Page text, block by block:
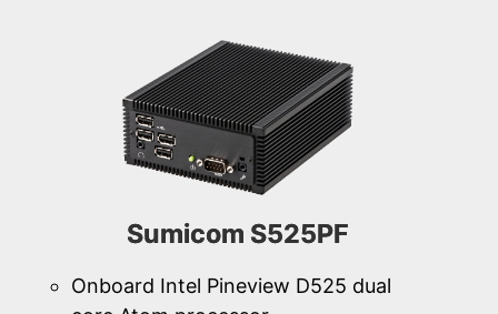
Sumicom S525PF
Onboard Intel Pineview D525 dual